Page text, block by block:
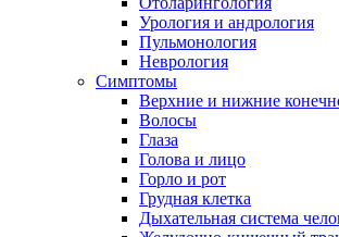
Урология и андрология
Пульмонология
Неврология
Симптомы
Верхние и нижние
Волосы
Глаза
Голова и лицо
Горло и рот
Грудная клетка
Дыхательная система